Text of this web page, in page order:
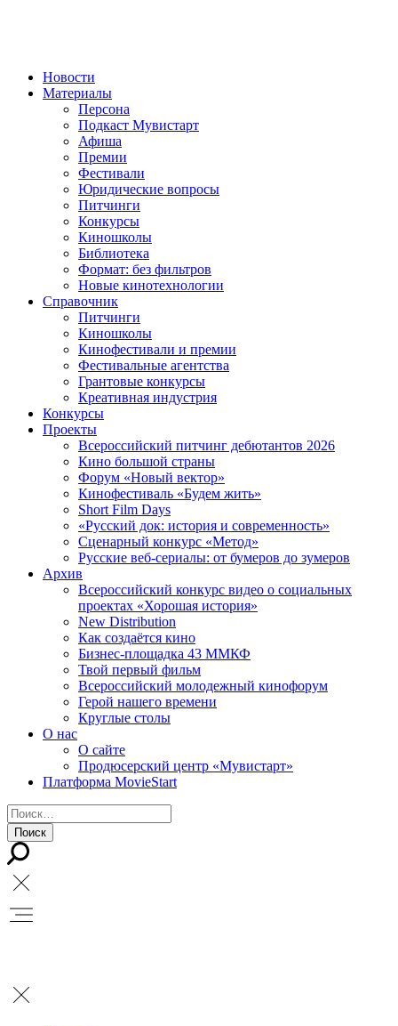
Новости
Материалы
Персона
Подкаст Мувистарт
Афиша
Премии
Фестивали
Юридические вопросы
Питчинги
Конкурсы
Киношколы
Библиотека
Формат: без фильтров
Новые кинотехнологии
Справочник
Питчинги
Киношколы
Кинофестивали и премии
Фестивальные агентства
Грантовые конкурсы
Креативная индустрия
Конкурсы
Проекты
Всероссийский питчинг дебютантов 2026
Кино большой страны
Форум «Новый вектор»
Кинофестиваль «Будем жить»
Short Film Days
«Русский док: история и современность»
Сценарный конкурс «Метод»
Русские веб-сериалы: от бумеров до зумеров
Архив
Всероссийский конкурс видео о социальных
проектах «Хорошая история»
New Distribution
Как создаётся кино
Бизнес-площадка 43 ММКФ
Твой первый фильм
Всероссийский молодежный кинофорум
Герой нашего времени
Круглые столы
О нас
О сайте
Продюсерский центр «Мувистарт»
Платформа MovieStart